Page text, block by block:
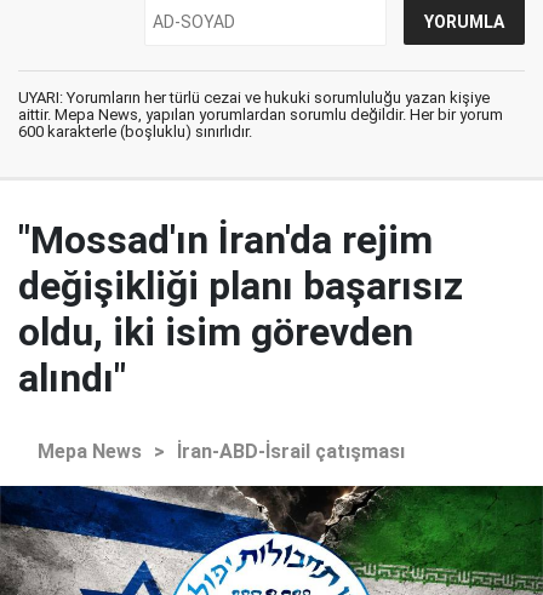
UYARI: Yorumların her türlü cezai ve hukuki sorumluluğu yazan kişiye
aittir. Mepa News, yapılan yorumlardan sorumlu değildir. Her bir yorum
600 karakterle (boşluklu) sınırlıdır.
"Mossad'ın İran'da rejim
değişikliği planı başarısız
oldu, iki isim görevden
alındı"
Mepa News > İran-ABD-İsrail çatışması